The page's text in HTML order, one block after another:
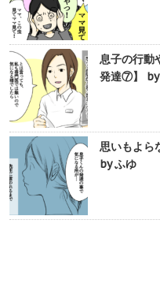
息子の行動
発達⑦】 by
思いもよら
by ふゆ